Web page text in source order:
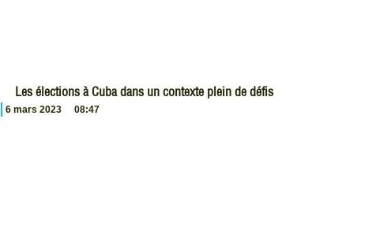
Les élections à Cuba dans un contexte plein de défis
6 mars 2023 08:47